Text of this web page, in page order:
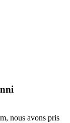
nous avons pris